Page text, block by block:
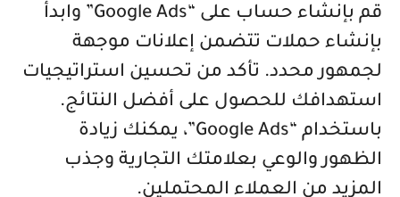
قم بإنشاء حساب على “Google Ads” وابدأ
بإنشاء حملات تتضمن إعلانات موجهة
لجمهور محدد. تأكد من تحسين استراتيجيات
استهدافك للحصول على أفضل النتائج.
باستخدام “Google Ads”، يمكنك زيادة
الظهور والوعي بعلامتك التجارية وجذب
المزيد من العملاء المحتملين.